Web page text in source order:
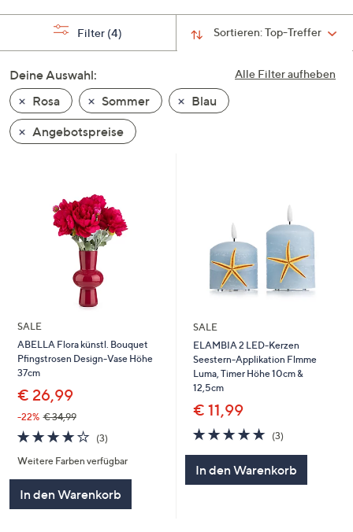
nach
und
nach
unten
oder
wischen
Sie
anzuzeigen.
Sortieren:Top-Treffer
Filter (4)
Alle Filter aufheben
Deine Auswahl:
Rosa
Sommer
Blau
Angebotspreise
SALE
ABELLA Flora künstl. Bouquet
Pfingstrosen Design-Vase Höhe
37cm
€ 26,99
-22% € 34,99
3.7
von
5
(3)3
Weitere Farben verfügbar
In den Warenkorb
SALE
ELAMBIA 2 LED-Kerzen
Seestern-Applikation Flmme
Luma, Timer Höhe 10cm &
12,5cm
€ 11,99
4.7
von
(3)3
In den Warenkorb